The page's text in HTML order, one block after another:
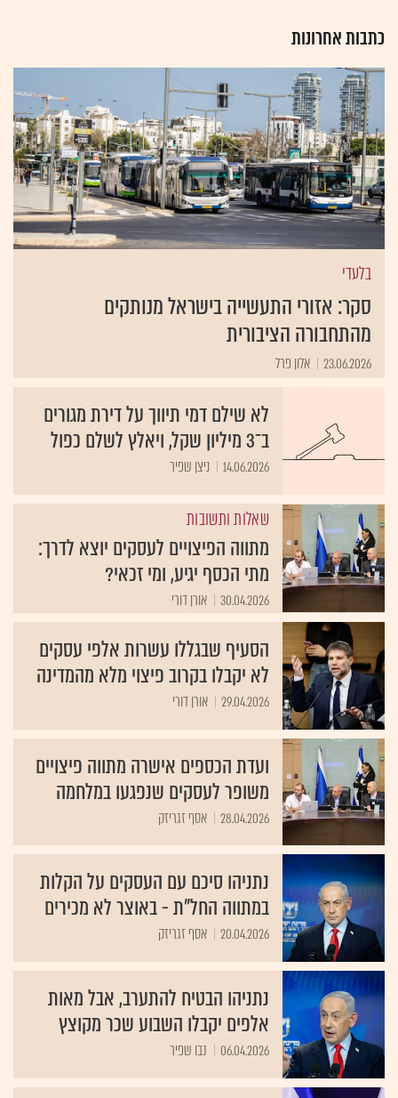
כתבות אחרונות
בלעדי
סקר: אזורי התעשייה בישראל מנותקים
מהתחבורה הציבורית
23.06.2026 אלון פרל
לא שילם דמי תיווך על דירת מגורים
ב־3 מיליון שקל, ויאלץ לשלם כפול
14.06.2026 ניצן שפיר
שאלות ותשובות
מתווה הפיצויים לעסקים יוצא לדרך:
מתי הכסף יגיע, ומי זכאי?
30.04.2026 אורן דורי
הסעיף שבגללו עשרות אלפי עסקים
לא יקבלו בקרוב פיצוי מלא מהמדינה
29.04.2026 אורן דורי
ועדת הכספים אישרה מתווה פיצויים
משופר לעסקים שנפגעו במלחמה
28.04.2026 אסף זגריזק
נתניהו סיכם עם העסקים על הקלות
במתווה החל"ת - באוצר לא מכירים
20.04.2026 אסף זגריזק
נתניהו הבטיח להתערב, אבל מאות
אלפים יקבלו השבוע שכר מקוצץ
06.04.2026 נבו שפיר